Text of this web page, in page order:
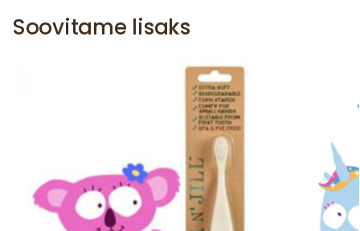
Soovitame lisaks